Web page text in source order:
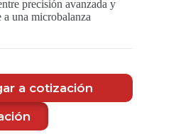
precisión avanzada y
a una microbalanza
a cotización